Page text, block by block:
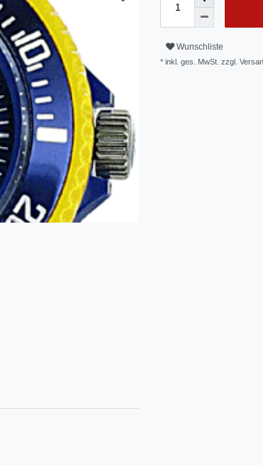
Wunschliste
* inkl. ges. MwSt. zzgl.